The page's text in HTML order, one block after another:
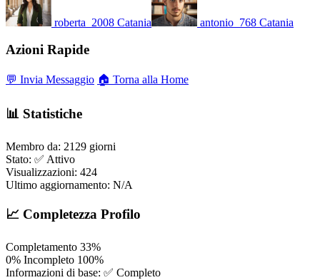
roberta_2008 Catania antonio_768 Catania
Azioni Rapide
💬 Invia Messaggio 🏠 Torna alla Home
📊 Statistiche
Membro da: 2129 giorni
Stato: ✅ Attivo
Visualizzazioni: 424
Ultimo aggiornamento: N/A
📈 Completezza Profilo
Completamento 33%
0% Incompleto 100%
Informazioni di base: ✅ Completo